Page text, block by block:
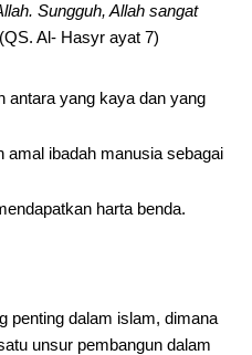
Sungguh, Allah sangat
(QS. Al- Hasyr ayat 7)
antara yang kaya dan yang
amal ibadah manusia sebagai
harta benda.
penting dalam islam, dimana
unsur pembangun dalam